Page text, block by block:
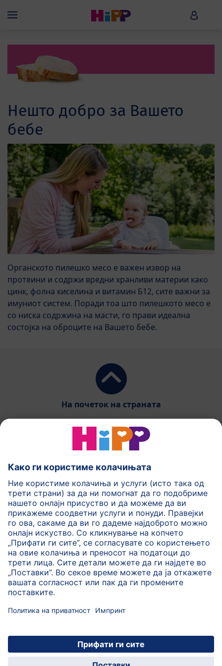
Menü HiPP
Нешто добро за Вашето
бебе
Органското пилешко месо е важен извор на
протеини и содржи вредни хранливи материи како
цинк, фолна киселина и витамин Б12, сите важни за
имуниот систем. Поради тоа што пилешкото месо е
со ниска содржина на масти, го прави идеална
состојка на оброците на Вашето бебе.
На почеток на страната
HiPP Млечни формули
HiPP Храна за бебиња
HiPP за деца
HiPP Нега за кожа
HiPP Бременост
Политика на приватност
Услови на користење
Импринт
Повеќе за HiPP Контакт